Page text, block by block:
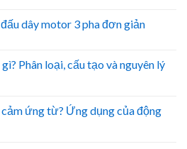
dây motor 3 pha đơn giản
Phân loại, cấu tạo và nguyên lý
ứng từ? Ứng dụng của động